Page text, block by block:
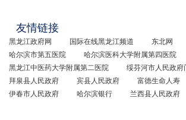
友情链接
黑龙江政府网 国际在线黑龙江频道 东北网
哈尔滨市第五医院
哈尔滨医科大学附属第四医院
黑龙江中医药大学附属第二医院
绥芬河市人民政府
拜泉县人民政府
宾县人民政府 富德生命人寿
伊春市人民政府
哈尔滨银行 兰西县人民政府